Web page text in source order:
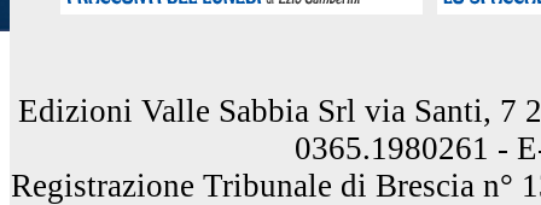
Edizioni Valle Sabbia Srl via Santi, 7
0365.1980261 -
Registrazione Tribunale di Brescia n°